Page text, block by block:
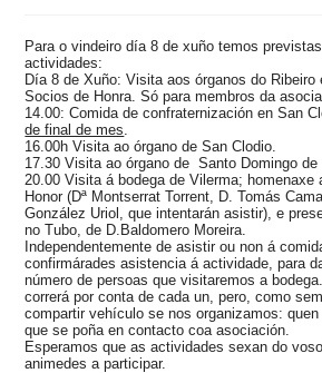
Para o vindeiro día 8 de xuño temos
actividades:
Día 8 de Xuño: Visita aos órganos do Ribeiro
Socios de Honra. Só para membros da
14.00: Comida de confraternización en San
de final de mes.
16.00h Visita ao órgano de San Clodio.
17.30 Visita ao órgano de Santo Domingo de
20.00 Visita á bodega de Vilerma; homenaxe
Honor (Dª Montserrat Torrent, D. Tomás
González Uriol, que intentarán asistir), e
no Tubo, de D.Baldomero Moreira.
Independentemente de asistir ou non á
confirmárades asistencia á actividade, para
número de persoas que visitaremos a
correrá por conta de cada un, pero, como
compartir vehículo se nos organizamos:
que se poña en contacto coa asociación.
Esperamos que as actividades sexan do
animedes a participar.